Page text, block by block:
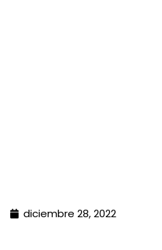
diciembre 28, 2022